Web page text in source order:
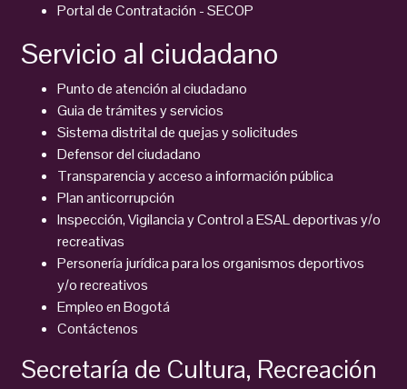
Portal de Contratación - SECOP
Servicio al ciudadano
Punto de atención al ciudadano
Guia de trámites y servicios
Sistema distrital de quejas y solicitudes
Defensor del ciudadano
Transparencia y acceso a información pública
Plan anticorrupción
Inspección, Vigilancia y Control a ESAL deportivas y/o
recreativas
Personería jurídica para los organismos deportivos
y/o recreativos
Empleo en Bogotá
Contáctenos
Secretaría de Cultura, Recreación